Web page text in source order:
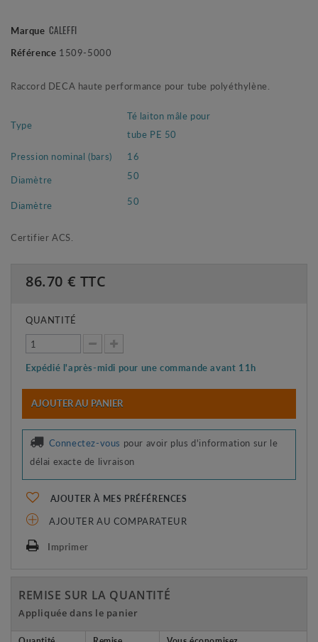
Marque CALEFFI
Référence 1509-5000
Raccord DECA haute performance pour tube polyéthylène.
Type
Té laiton mâle pour
tube PE 50
Pression nominal (bars)
16
Diamètre
50
Diamètre 50
Certifier ACS.
86.70 € TTC
QUANTITÉ
Expédié l'après-midi pour une commande avant 11h
AJOUTER AU PANIER
Connectez-vous pour avoir plus d'information sur le
délai exacte de livraison
AJOUTER À MES PRÉFÉRENCES
AJOUTER AU COMPARATEUR
Imprimer
REMISE SUR LA QUANTITÉ
Appliquée dans le panier